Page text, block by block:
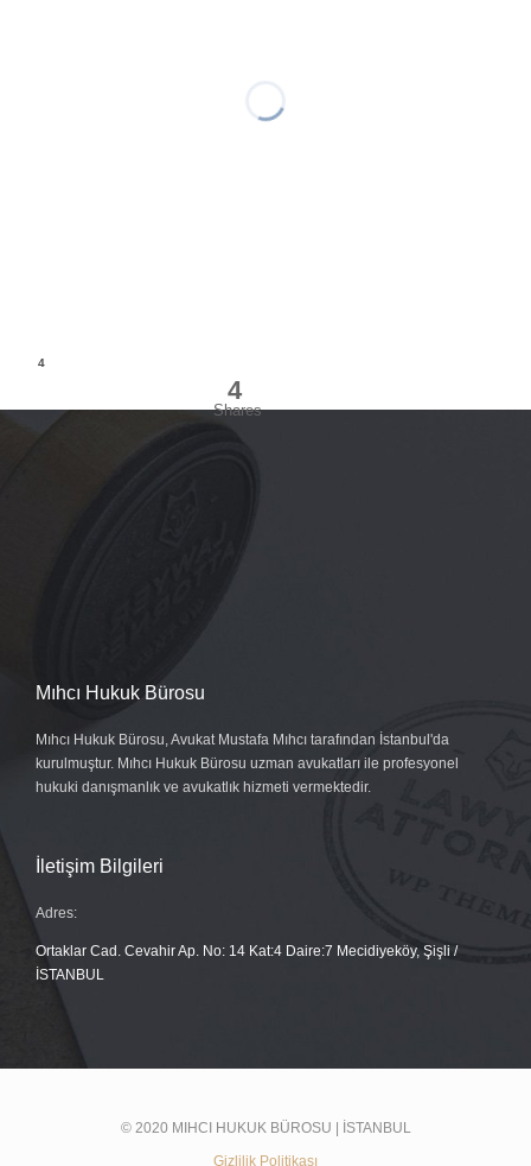
Mıhcı Hukuk Bürosu
Mıhcı Hukuk Bürosu, Avukat Mustafa Mıhcı tarafından İstanbul'da
kurulmuştur. Mıhcı Hukuk Bürosu uzman avukatları ile profesyonel
hukuki danışmanlık ve avukatlık hizmeti vermektedir.
İletişim Bilgileri
Adres:
Ortaklar Cad. Cevahir Ap. No: 14 Kat:4 Daire:7 Mecidiyeköy, Şişli /
İSTANBUL
© 2020 MIHCI HUKUK BÜROSU | İSTANBUL
Gizlilik Politikası